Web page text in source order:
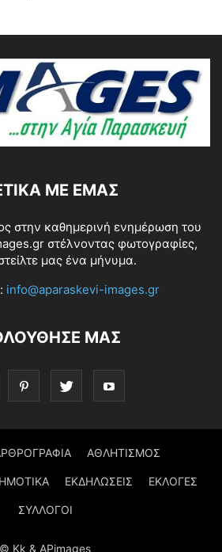
ΜΕ ΕΜΆΣ
στην καθημερινή ενημέρωση του
στέλνοντας φωτογραφίες,
μας ένα μήνυμα.
info@aparaskevi-images.gr
ΜΑΣ
ΑΘΛΗΤΙΣΜΟΣ
ΕΚΔΗΛΩΣΕΙΣ ΕΚΛΟΓΕΣ
ΣΥΛΛΟΓΟΙ
© Kk & APimages